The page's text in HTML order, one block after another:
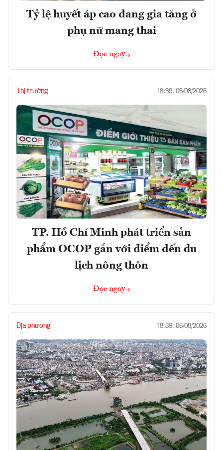
Tỷ lệ huyết áp cao đang gia tăng ở
phụ nữ mang thai
Đọc ngay
Thị trường 18:39, 06/08/2026
TP. Hồ Chí Minh phát triển sản
phẩm OCOP gắn với điểm đến du
lịch nông thôn
Đọc ngay
Địa phương 18:39, 06/08/2026